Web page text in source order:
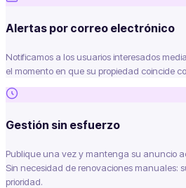
Alertas por correo electrónico
Notificamos a los usuarios interesados
el momento en que su propiedad coincide
Gestión sin esfuerzo
Publique una vez y mantenga su anuncio
Sin necesidad de renovaciones manuales:
prioridad.